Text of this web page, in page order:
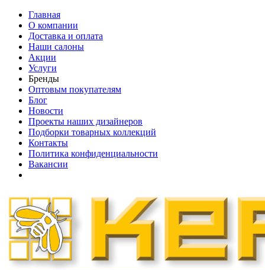
Главная
О компании
Доставка и оплата
Наши cалоны
Акции
Услуги
Бренды
Оптовым покупателям
Блог
Новости
Проекты наших дизайнеров
Подборки товарных коллекций
Контакты
Политика конфиденциальности
Вакансии